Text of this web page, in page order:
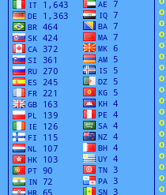
o
o
o
o
o
o
o
o
o
o
o
o
o
o
o
o
o